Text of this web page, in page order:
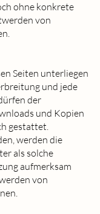
ohne konkrete
von
Seiten unterliegen
und jede
der
und Kopien
gestattet.
werden die
als solche
aufmerksam
von